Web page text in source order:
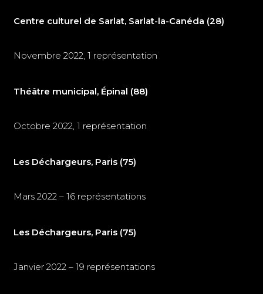
Centre culturel de Sarlat, Sarlat-la-Canéda (28)
Novembre 2022, 1 représentation
Théâtre municipal, Épinal (88)
Octobre 2022, 1 représentation
Les Déchargeurs, Paris (75)
Mars 2022 – 16 représentations
Les Déchargeurs, Paris (75)
Janvier 2022 – 19 représentations